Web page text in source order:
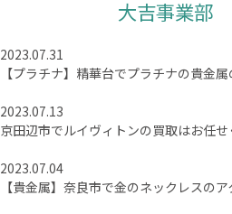
大吉事業部
2023.07.31
【プラチナ】精華台でプラチナの貴金
2023.07.13
京田辺市でルイヴィトンの買取はお任せ
2023.07.04
【貴金属】奈良市で金のネックレスの